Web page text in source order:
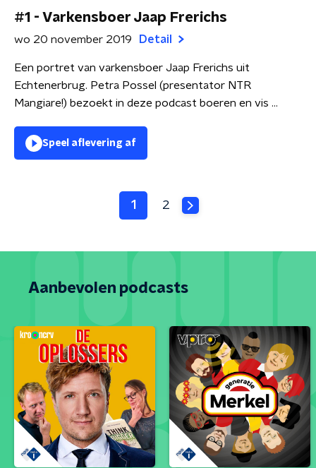
#1 - Varkensboer Jaap Frerichs
wo 20 november 2019 Detail
Een portret van varkensboer Jaap Frerichs uit
Echtenerbrug. Petra Possel (presentator NTR
Mangiare!) bezoekt in deze podcast boeren en vis ...
Speel aflevering af
1 2
Aanbevolen podcasts